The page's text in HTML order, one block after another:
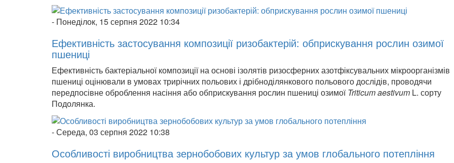
- Понеділок, 15 серпня 2022 10:34
Ефективність застосування композиції ризобактерій: обприскування рослин озимої
пшениці
Ефективність бактеріальної композиції на основі ізолятів ризосферних азотфіксувальних мікроорганізмів
пшениці оцінювали в умовах трирічних польових і дрібноділянкового польового дослідів, проводячи
передпосівне оброблення насіння або обприскування рослин пшениці озимої Triticum aestivum L. сорту
Подолянка.
-Середа, 03 серпня 2022 10:38
Особливості виробництва зернобобових культур за умов глобального потепління